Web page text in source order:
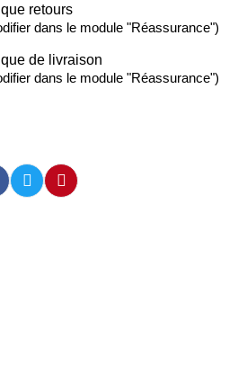
retours
dans le module "Réassurance")
de livraison
dans le module "Réassurance")